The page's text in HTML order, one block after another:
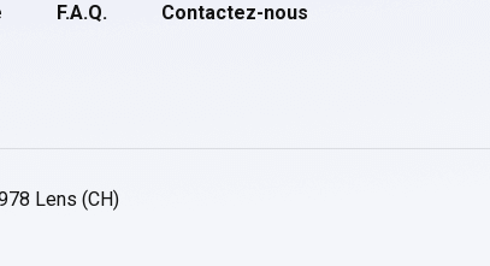
F.A.Q. Contactez-nous
Lens (CH)